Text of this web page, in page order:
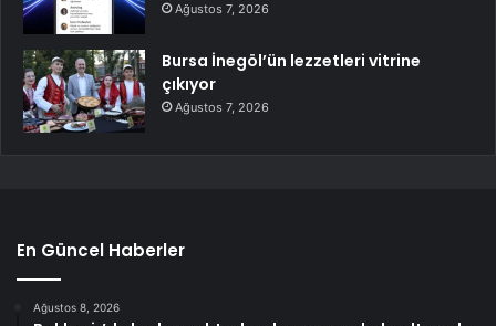
Ağustos 7, 2026
Bursa İnegöl’ün lezzetleri vitrine
çıkıyor
Ağustos 7, 2026
En Güncel Haberler
Ağustos 8, 2026